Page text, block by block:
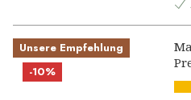
Unsere Empfehlung
-10%